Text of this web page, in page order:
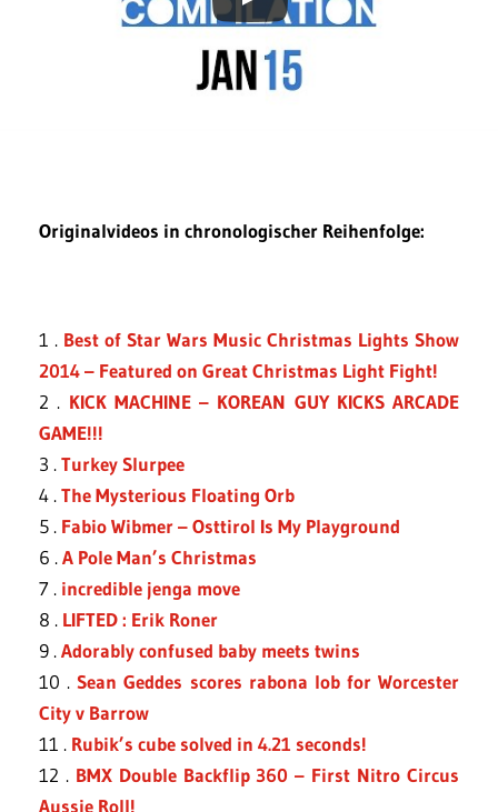
Originalvideos in chronologischer Reihenfolge:
1 . Best of Star Wars Music Christmas Lights Show
2014 – Featured on Great Christmas Light Fight!
2 . KICK MACHINE – KOREAN GUY KICKS ARCADE
GAME!!!
3 .Turkey Slurpee
4 .The Mysterious Floating Orb
5 . Fabio Wibmer – Osttirol Is My Playground
6 .A Pole Man’s Christmas
7 . incredible jenga move
8 . LIFTED : Erik Roner
9 .Adorably confused baby meets twins
10 .Sean Geddes scores rabona lob for Worcester
City v Barrow
11 . Rubik’s cube solved in 4.21 seconds!
12 . BMX Double Backflip 360 – First Nitro Circus
Aussie Roll!